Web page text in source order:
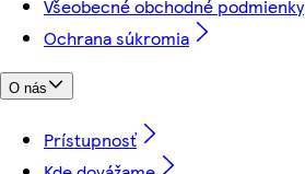
Všeobecné obchodné podmienky
Ochrana súkromia
O nás
Prístupnosť